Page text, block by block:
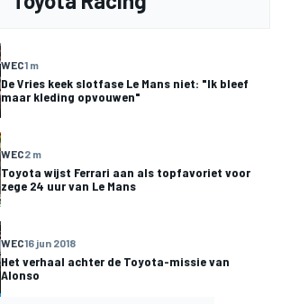
WEC1 m
De Vries keek slotfase Le Mans niet: "Ik bleef
maar kleding opvouwen"
WEC2 m
Toyota wijst Ferrari aan als topfavoriet voor
zege 24 uur van Le Mans
WEC16 jun 2018
Het verhaal achter de Toyota-missie van
Alonso